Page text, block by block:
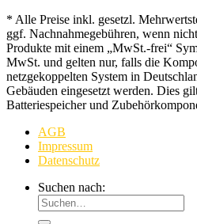
* Alle Preise inkl. gesetzl.
ggf. Nachnahmegebühren, wenn
Produkte mit einem „MwSt.-frei“
MwSt. und gelten nur, falls die
netzgekoppelten System in
Gebäuden eingesetzt werden. Dies
Batteriespeicher und
AGB
Impressum
Datenschutz
Suchen nach: